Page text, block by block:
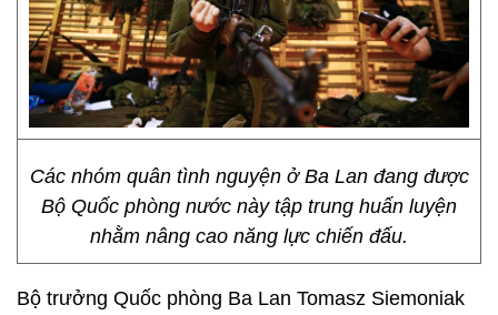
Các nhóm quân tình nguyện ở Ba Lan đang được
Bộ Quốc phòng nước này tập trung huấn luyện
nhằm nâng cao năng lực chiến đấu.
Bộ trưởng Quốc phòng Ba Lan Tomasz Siemoniak